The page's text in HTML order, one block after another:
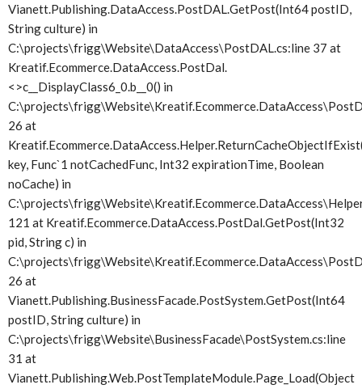
Vianett.Publishing.DataAccess.PostDAL.GetPost(Int64 postID,
String culture) in
C:\projects\frigg\Website\DataAccess\PostDAL.cs:line 37 at
Kreatif.Ecommerce.DataAccess.PostDal.
<>c__DisplayClass6_0.b__0() in
26 at
key, Func`1 notCachedFunc, Int32 expirationTime, Boolean
noCache) in
121 at Kreatif.Ecommerce.DataAccess.PostDal.GetPost(Int32
pid, String c) in
26 at
Vianett.Publishing.BusinessFacade.PostSystem.GetPost(Int64
postID, String culture) in
C:\projects\frigg\Website\BusinessFacade\PostSystem.cs:line
31 at
Vianett.Publishing.Web.PostTemplateModule.Page_Load(Object